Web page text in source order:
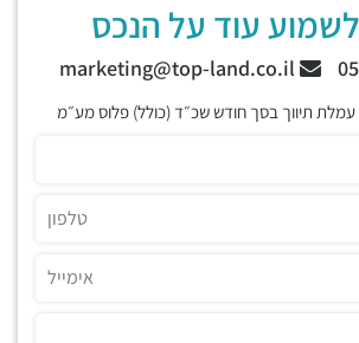
עוד על הנכס
תיווך בסך חודש שכ״ד (כולל) פלוס מע״מ